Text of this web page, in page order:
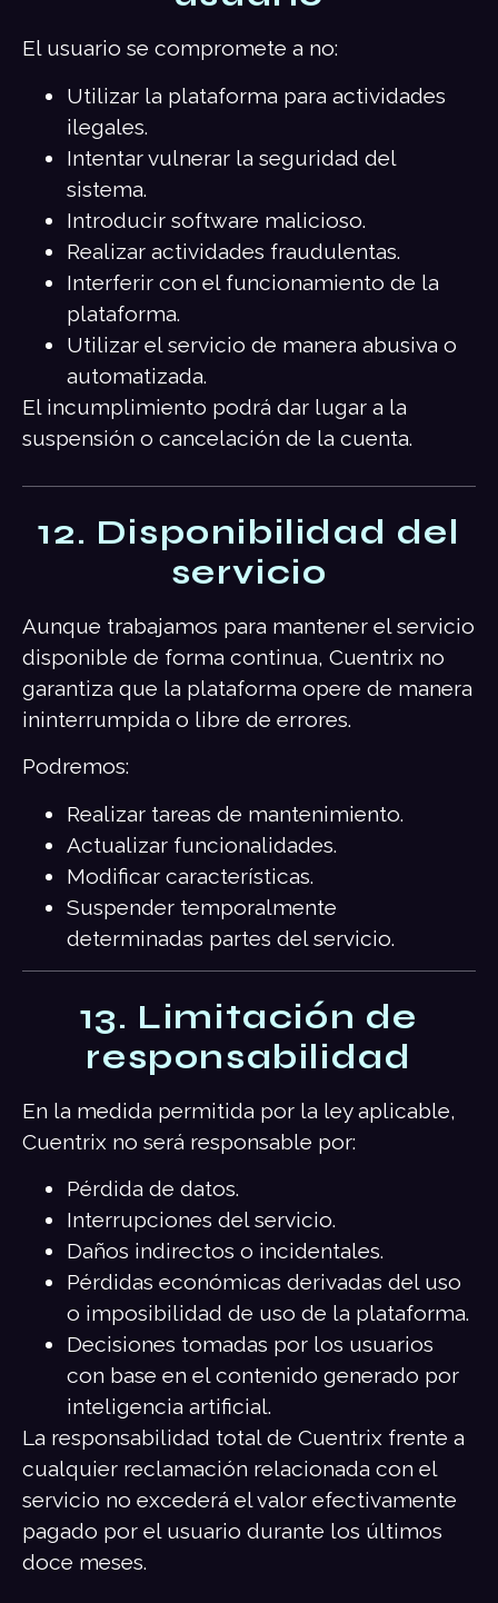
El usuario se compromete a no:
Utilizar la plataforma para actividades
ilegales.
Intentar vulnerar la seguridad del
sistema.
Introducir software malicioso.
Realizar actividades fraudulentas.
Interferir con el funcionamiento de la
plataforma.
Utilizar el servicio de manera abusiva o
automatizada.
El incumplimiento podrá dar lugar a la
suspensión o cancelación de la cuenta.
12. Disponibilidad del
servicio
Aunque trabajamos para mantener el servicio
disponible de forma continua, Cuentrix no
garantiza que la plataforma opere de manera
ininterrumpida o libre de errores.
Podremos:
Realizar tareas de mantenimiento.
Actualizar funcionalidades.
Modificar características.
Suspender temporalmente
determinadas partes del servicio.
13. Limitación de
responsabilidad
En la medida permitida por la ley aplicable,
Cuentrix no será responsable por:
Pérdida de datos.
Interrupciones del servicio.
Daños indirectos o incidentales.
Pérdidas económicas derivadas del uso
o imposibilidad de uso de la plataforma.
Decisiones tomadas por los usuarios
con base en el contenido generado por
inteligencia artificial.
La responsabilidad total de Cuentrix frente a
cualquier reclamación relacionada con el
servicio no excederá el valor efectivamente
pagado por el usuario durante los últimos
doce meses.